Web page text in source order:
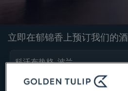
立即在郁锦香上预订我们的